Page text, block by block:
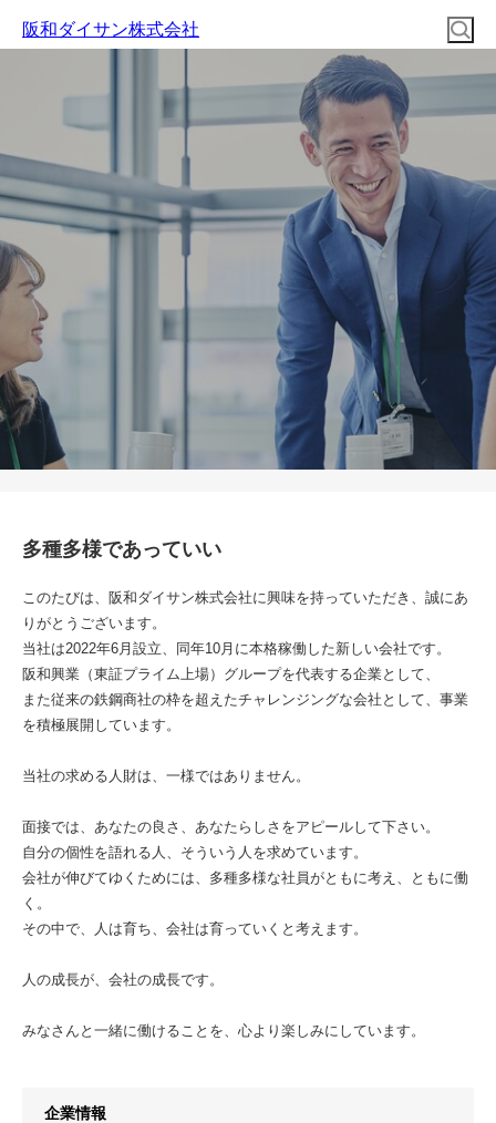
阪和ダイサン株式会社
多種多様であっていい
このたびは、阪和ダイサン株式会社に興味を持っていただき、誠にあ
りがとうございます。
当社は2022年6月設立、同年10月に本格稼働した新しい会社です。
阪和興業（東証プライム上場）グループを代表する企業として、
また従来の鉄鋼商社の枠を超えたチャレンジングな会社として、事業
を積極展開しています。
当社の求める人財は、一様ではありません。
面接では、あなたの良さ、あなたらしさをアピールして下さい。
自分の個性を語れる人、そういう人を求めています。
会社が伸びてゆくためには、多種多様な社員がともに考え、ともに働
く。
その中で、人は育ち、会社は育っていくと考えます。
人の成長が、会社の成長です。
みなさんと一緒に働けることを、心より楽しみにしています。
企業情報